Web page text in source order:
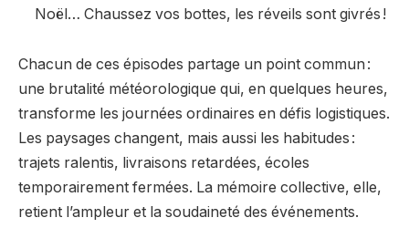
Noël… Chaussez vos bottes, les réveils sont givrés !
Chacun de ces épisodes partage un point commun :
une brutalité météorologique qui, en quelques heures,
transforme les journées ordinaires en défis logistiques.
Les paysages changent, mais aussi les habitudes :
trajets ralentis, livraisons retardées, écoles
temporairement fermées. La mémoire collective, elle,
retient l’ampleur et la soudaineté des événements.